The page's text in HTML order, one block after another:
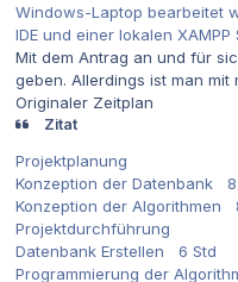
Windows-Laptop bearbeitet
IDE und einer lokalen
Mit dem Antrag an und für
geben. Allerdings ist man
Originaler Zeitplan
Zitat
Projektplanung
Konzeption der Datenbank 8
Konzeption der Algorithmen
Projektdurchführung
Datenbank Erstellen 6 Std
Programmierung der